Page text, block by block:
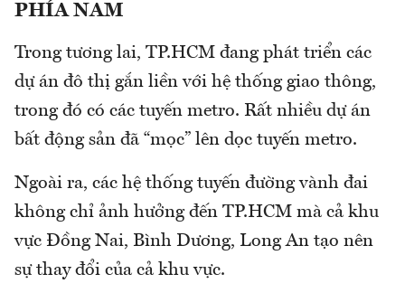
PHÍA NAM
Trong tương lai, TP.HCM đang phát triển các
dự án đô thị gắn liền với hệ thống giao thông,
trong đó có các tuyến metro. Rất nhiều dự án
bất động sản đã “mọc” lên dọc tuyến metro.
Ngoài ra, các hệ thống tuyến đường vành đai
không chỉ ảnh hưởng đến TP.HCM mà cả khu
vực Đồng Nai, Bình Dương, Long An tạo nên
sự thay đổi của cả khu vực.